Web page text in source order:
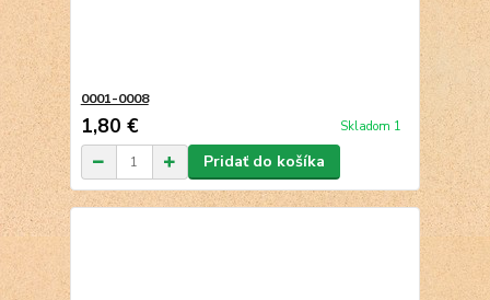
0001-0008
1,80 € Skladom 1
Pridať do košíka